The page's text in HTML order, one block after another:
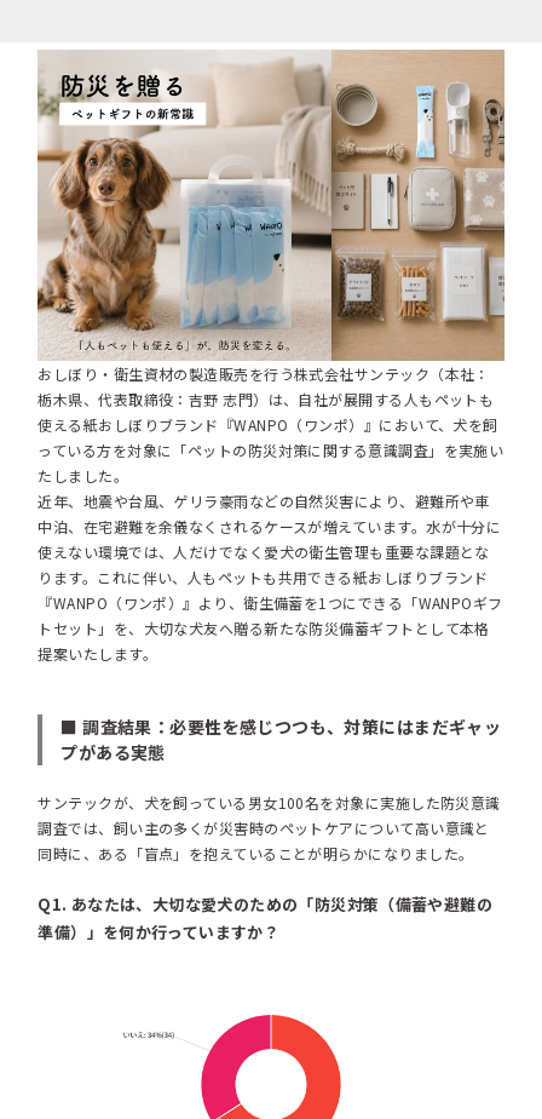
おしぼり・衛生資材の製造販売を行う株式会社サンテック（本社：
栃木県、代表取締役：吉野 志門）は、自社が展開する人もペットも
使える紙おしぼりブランド『WANPO（ワンポ）』において、犬を飼
っている方を対象に「ペットの防災対策に関する意識調査」を実施い
たしました。
近年、地震や台風、ゲリラ豪雨などの自然災害により、避難所や車
中泊、在宅避難を余儀なくされるケースが増えています。水が十分に
使えない環境では、人だけでなく愛犬の衛生管理も重要な課題とな
ります。これに伴い、人もペットも共用できる紙おしぼりブランド
『WANPO（ワンポ）』より、衛生備蓄を1つにできる「WANPOギフ
トセット」を、大切な犬友へ贈る新たな防災備蓄ギフトとして本格
提案いたします。
■ 調査結果：必要性を感じつつも、対策にはまだギャッ
プがある実態
サンテックが、犬を飼っている男女100名を対象に実施した防災意識
調査では、飼い主の多くが災害時のペットケアについて高い意識と
同時に、ある「盲点」を抱えていることが明らかになりました。
Q1. あなたは、大切な愛犬のための「防災対策（備蓄や避難の
準備）」を何か行っていますか？